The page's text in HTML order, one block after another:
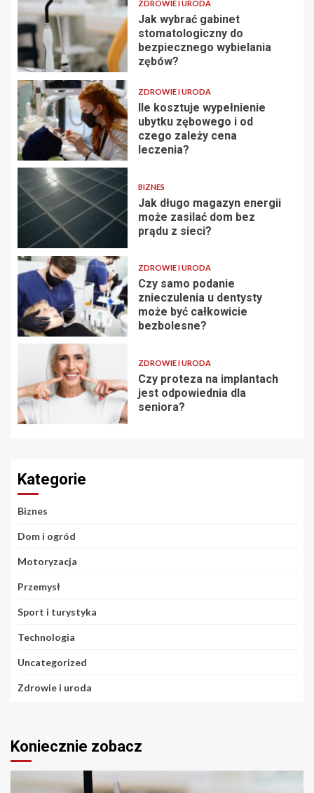
ZDROWIE I URODA
Jak wybrać gabinet
stomatologiczny do
bezpiecznego wybielania
zębów?
ZDROWIE I URODA
Ile kosztuje wypełnienie
ubytku zębowego i od
czego zależy cena
leczenia?
BIZNES
Jak długo magazyn energii
może zasilać dom bez
prądu z sieci?
ZDROWIE I URODA
Czy samo podanie
znieczulenia u dentysty
może być całkowicie
bezbolesne?
ZDROWIE I URODA
Czy proteza na implantach
jest odpowiednia dla
seniora?
Kategorie
Biznes
Dom i ogród
Motoryzacja
Przemysł
Sport i turystyka
Technologia
Uncategorized
Zdrowie i uroda
Koniecznie zobacz